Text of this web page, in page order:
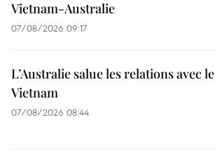
Vietnam-Australie
07/08/2026 09:17
L’Australie salue les relations avec le
Vietnam
07/08/2026 08:44